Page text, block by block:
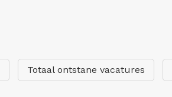
Totaal ontstane vacatures